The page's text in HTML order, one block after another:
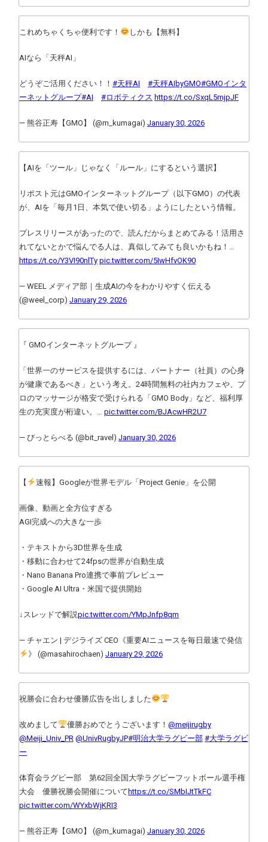
これめちゃくちゃ便利です！ しかも【無料】
AIなら「天秤AI」
どうぞご活用ください！！ #天秤AI #天秤AIbyGMO#GMOインタ
ーネットグループ#AI #ロボティクス https://t.co/SxqL5mjpJF
— 熊谷正寿【GMO】 (@m_kumagai) January 30, 2026
【AIを「ツール」じゃなく「ルール」にするという選択】
リポスト元はGMOインターネットグループ（以下GMO）の代表
が、AIを「毎月1日、本気で使い切る」ようにしたという情報。
プレスリリースがあったので、読んだからまとめてみる！活用さ
れてないとかで悩んでる人は、真似してみても良いかもね！…
https://t.co/Y3VI90nlTy pic.twitter.com/5IwHfvOK90
— WEEL メディア部｜生成AIの今をわかりやすく伝える
(@weel_corp) January 29, 2026
『 GMOインターネットグループ 』
「世界一のサービスを提供するには、パートナー（社員）の心身
が健康であるべき」という考え。24時間無料の社内カフェや、プ
ロのマッサージが格安で受けられる「GMO Body」など、福利厚
生の充実度が桁違い。… pic.twitter.com/BJAcwHR2U7
— びっとらべる (@bit_ravel) January 30, 2026
【 速報】Googleが世界モデル「Project Genie」を公開
画像、動画と全方位すぎる
AGI完成への大きな一歩
・テキストから3D世界を生成
・移動に合わせて24fpsの世界が自動生成
・Nano Banana Pro連携で事前プレビュー
・Google AI Ultra・米国で提供開始
↓スレッドで解説pic.twitter.com/YMpJnfp8qm
— チャエン | デジライズ CEO《重要AIニュースを毎日最速で発信
》 (@masahirochaen) January 29, 2026
祝勝会に合わせ優勝広告を出しました
改めまして 優勝おめでとうございます！ @meijirugby
@Meiji_Univ_PR @UnivRugbyJP#明治大学ラグビー部 #大学ラグビ
ー
体育会ラグビー部 第62回全国大学ラグビーフットボール選手権
大会 優勝祝勝会開催について https://t.co/SMbIJtTkFC
pic.twitter.com/WYxbWjKRI3
— 熊谷正寿【GMO】 (@m_kumagai) January 30, 2026